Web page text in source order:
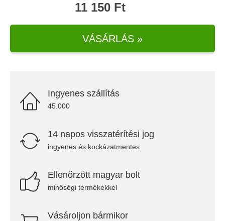
11 150 Ft
VÁSÁRLÁS »
Ingyenes szállítás
45.000
14 napos visszatérítési jog
ingyenes és kockázatmentes
Ellenőrzött magyar bolt
minőségi termékekkel
Vásároljon bármikor